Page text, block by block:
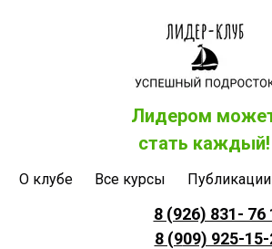
Лидером
стать каждый!
О клубе Все курсы Публикации
8 (926) 831- 76
8 (909) 925-15-